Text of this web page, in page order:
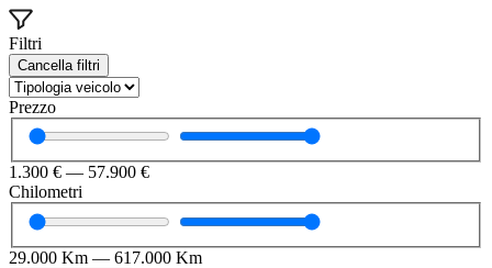
Filtri
Cancella filtri
Prezzo
1.300 € — 57.900 €
Chilometri
29.000 Km — 617.000 Km